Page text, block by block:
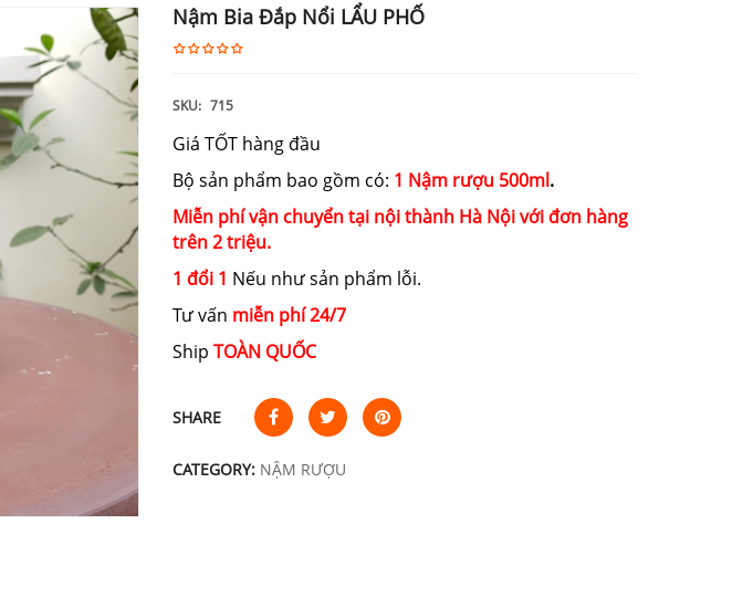
Nậm Bia Đắp Nổi LẨU PHỐ
SKU: 715
Giá TỐT hàng đầu
Bộ sản phẩm bao gồm có: 1 Nậm rượu 500ml.
Miễn phí vận chuyển tại nội thành Hà Nội với đơn hàng
trên 2 triệu.
1 đổi 1 Nếu như sản phẩm lỗi.
Tư vấn miễn phí 24/7
Ship TOÀN QUỐC
SHARE
CATEGORY: NẬM RƯỢU